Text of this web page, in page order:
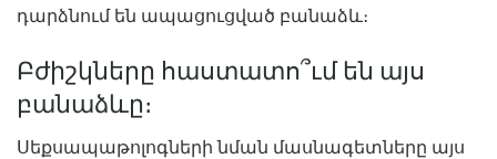
դարձնում են ապացուցված բանաձև։
Բժիշկները հաստատո՞ւմ են այս
բանաձևը։
Սեքսապաթոլոգների նման մասնագետները այս